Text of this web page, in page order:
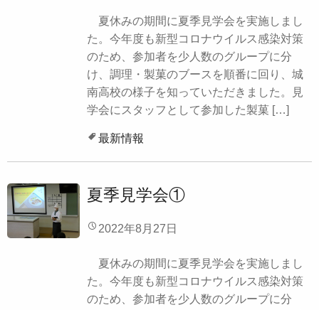
夏休みの期間に夏季見学会を実施しまし
た。今年度も新型コロナウイルス感染対策
のため、参加者を少人数のグループに分
け、調理・製菓のブースを順番に回り、城
南高校の様子を知っていただきました。見
学会にスタッフとして参加した製菓 […]
最新情報
夏季見学会①
2022年8月27日
夏休みの期間に夏季見学会を実施しまし
た。今年度も新型コロナウイルス感染対策
のため、参加者を少人数のグループに分